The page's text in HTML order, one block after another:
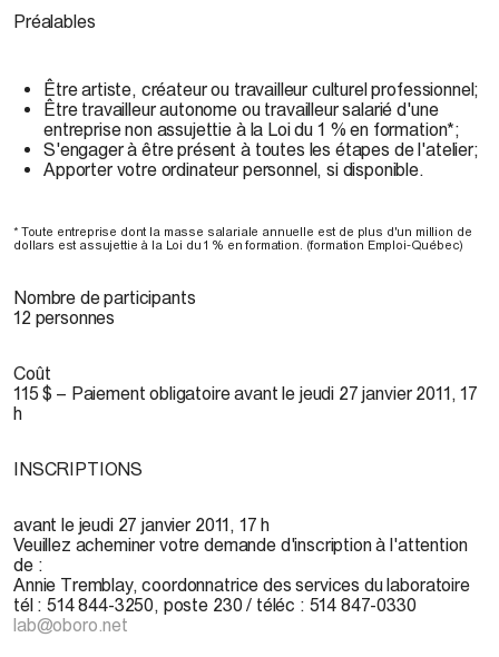
Préalables
Être artiste, créateur ou travailleur culturel professionnel;
Être travailleur autonome ou travailleur salarié d'une
entreprise non assujettie à la Loi du 1 % en formation*;
S'engager à être présent à toutes les étapes de l'atelier;
Apporter votre ordinateur personnel, si disponible.
* Toute entreprise dont la masse salariale annuelle est de plus d'un million de
dollars est assujettie à la Loi du 1 % en formation. (formation Emploi-Québec)
Nombre de participants
12 personnes
Coût
115 $ – Paiement obligatoire avant le jeudi 27 janvier 2011, 17
h
INSCRIPTIONS
avant le jeudi 27 janvier 2011, 17 h
Veuillez acheminer votre demande d'inscription à l'attention
de :
Annie Tremblay, coordonnatrice des services du laboratoire
tél : 514 844-3250, poste 230 / téléc : 514 847-0330
lab@oboro.net